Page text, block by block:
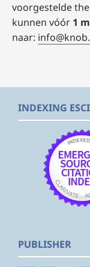
voorgestelde
kunnen vóór 1
naar:
INDEXING
PUBLISHER